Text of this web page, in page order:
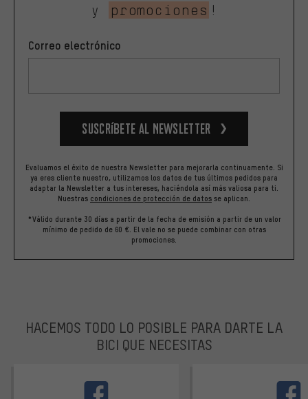
y
promociones !
Correo electrónico
Suscríbete al newsletter
Evaluamos el éxito de nuestra Newsletter para mejorarla continuamente. Si
ya eres cliente nuestro, utilizamos los datos de tus últimos pedidos para
adaptar la Newsletter a tus intereses, haciéndola así más valiosa para ti.
Nuestras condiciones de protección de datos se aplican.
*Válido durante 30 días a partir de la fecha de emisión a partir de un valor
mínimo de pedido de 60 €. El vale no se puede combinar con otras
promociones.
HACEMOS TODO LO POSIBLE PARA DARTE LA
BICI QUE NECESITAS